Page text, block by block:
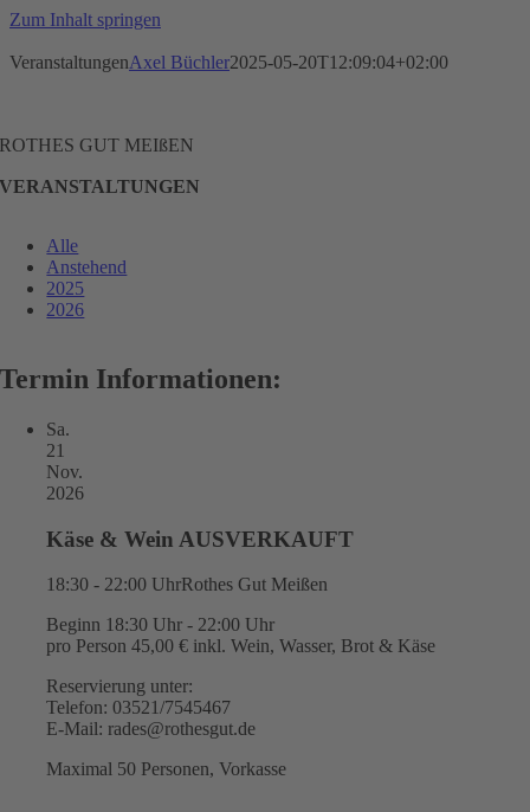
Zum Inhalt springen
VeranstaltungenAxel Büchler2025-05-20T12:09:04+02:00
ROTHES GUT MEIßEN
VERANSTALTUNGEN
Alle
Anstehend
2025
2026
Termin Informationen:
Sa.
21
Nov.
2026
Käse & Wein AUSVERKAUFT
18:30 - 22:00 UhrRothes Gut Meißen
Beginn 18:30 Uhr - 22:00 Uhr
pro Person 45,00 € inkl. Wein, Wasser, Brot & Käse
Reservierung unter:
Telefon: 03521/7545467
E-Mail: rades@rothesgut.de
Maximal 50 Personen, Vorkasse